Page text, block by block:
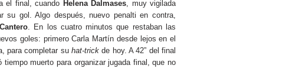
el final, cuando Helena Dalmases, muy vigilada
su gol. Algo después, nuevo penalti en contra,
. En los cuatro minutos que restaban las
goles: primero Carla Martín desde lejos en el
para completar suhat-trick de hoy. A 42” del final
muerto para organizar jugada final, que no